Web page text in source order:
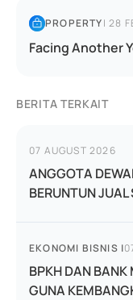
PROPERTY|28
Facing Another
BERITA TERKAIT
07 AUGUST 2026
ANGGOTA
BERUNTUN
EKONOMI BISNIS |
BPKH DAN BANK
GUNA